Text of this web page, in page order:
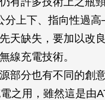
上下、指向性過
天缺失，要加以改
線充電技術。
部分也有不同的創
之用，雖然這是由